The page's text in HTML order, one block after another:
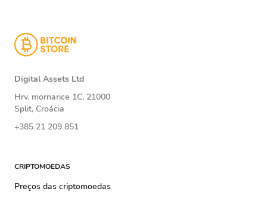
Digital Assets Ltd
Hrv. mornarice 1C, 21000
Split, Croácia
+385 21 209 851
CRIPTOMOEDAS
Preços das criptomoedas